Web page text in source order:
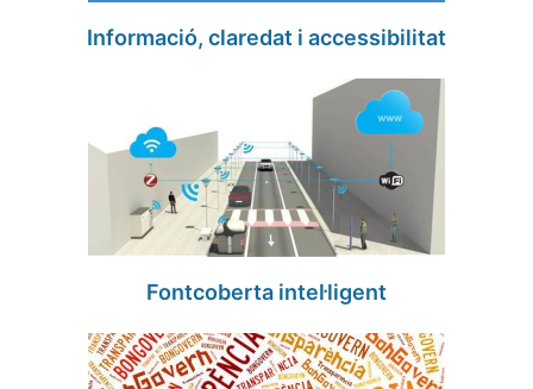
Informació, claredat i accessibilitat
Fontcoberta intel·ligent